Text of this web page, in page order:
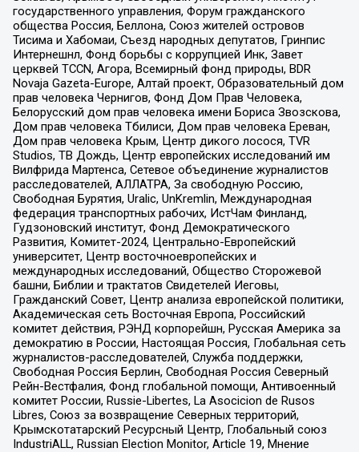
государственного управления, Форум гражданского
общества Россия, Беллона, Союз жителей островов
Тисима и Хабомаи, Съезд народных депутатов, Гринпис
Интернешнл, Фонд борьбы с коррупцией Инк, Завет
церквей TCCN, Агора, Всемирный фонд природы, BDR
Novaja Gazeta-Europe, Алтай проект, Образовательный дом
прав человека Чернигов, Фонд Дом Прав Человека,
Белорусский дом прав человека имени Бориса Звозскова,
Дом прав человека Тбилиси, Дом прав человека Ереван,
Дом прав человека Крым, Центр дикого лосося, TVR
Studios, ТВ Дождь, Центр европейских исследований им
Вилфрида Мартенса, Сетевое объединение журналистов
расследователей, АЛЛАТРА, За свободную Россию,
Свободная Бурятия, Uralic, UnKremlin, Международная
федерация транспортных рабочих, ИстЧам Финланд,
Гудзоновский институт, Фонд Демократического
Развития, Комитет-2024, Центрально-Европейский
университет, Центр восточноевропейских и
международных исследований, Общество Сторожевой
башни, Библии и трактатов Свидетелей Иеговы,
Гражданский Совет, Центр анализа европейской политики,
Академическая сеть Восточная Европа, Российский
комитет действия, РЭНД корпорейшн, Русская Америка за
демократию в России, Настоящая Россия, Глобальная сеть
журналистов-расследователей, Служба поддержки,
Свободная Россия Берлин, Свободная Россия Северный
Рейн-Вестфалия, Фонд глобальной помощи, Антивоенный
комитет России, Russie-Libertes, La Asocicion de Rusos
Libres, Союз за возвращение Северных территорий,
Крымскотатарский Ресурсный Центр, Глобальный союз
IndustriALL, Russian Election Monitor, Article 19, Мнение